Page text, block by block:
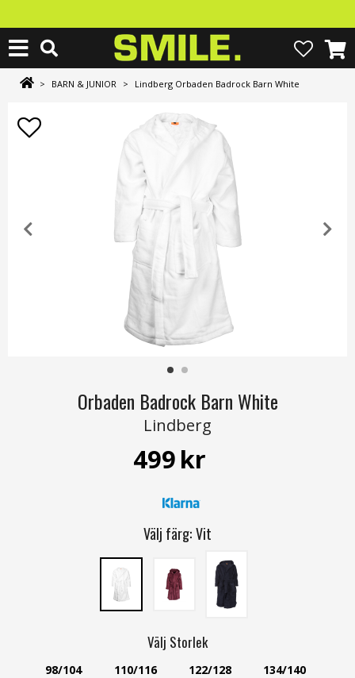
> BARN & JUNIOR > Lindberg Orbaden Badrock Barn White
Orbaden Badrock Barn White
Lindberg
499kr
Välj färg:Vit
Välj Storlek
98/104 110/116 122/128
134/140